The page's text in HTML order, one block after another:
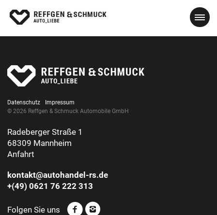
Datenschutz
Impressum
© 2026 Reffgen & Schmuck Automobile GmbH
Radeberger Straße 1
68309 Mannheim
Anfahrt
kontakt@autohandel-rs.de
+(49) 0621 76 222 313
Folgen Sie uns